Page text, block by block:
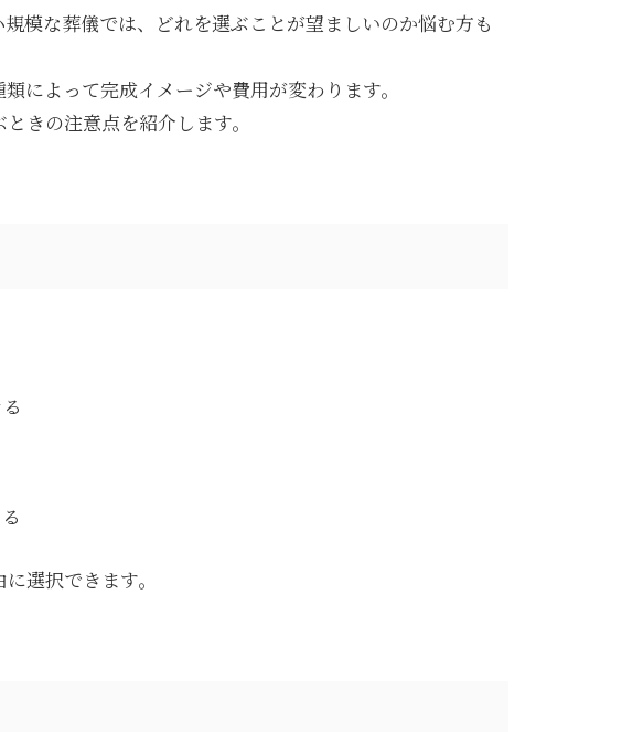
模な葬儀では、どれを選ぶことが望ましいのか悩む方も
によって完成イメージや費用が変わります。
きの注意点を紹介します。
選択できます。